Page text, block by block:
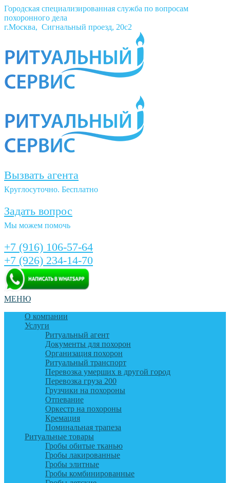
Городская специализированная служба по вопросам
похоронного дела
г.Москва, Сигнальный проезд, 20с2
Вызвать агента
Круглосуточно. Бесплатно
Задать вопрос
Мы можем помочь
+7 (916) 106-57-64
+7 (926) 234-14-70
МЕНЮ
О компании
Услуги
Ритуальный агент
Документы для похорон
Организация похорон
Ритуальный транспорт
Перевозка умерших в другой город
Перевозка груза 200
Грузчики на похороны
Отпевание
Оркестр на похороны
Кремация
Поминальная трапеза
Ритуальные товары
Гробы обитые тканью
Гробы лакированные
Гробы элитные
Гробы комбинированные